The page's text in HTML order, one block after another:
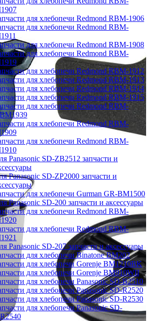
для хлебопечи Redmond RBM-1906
для хлебопечи Redmond RBM-
для хлебопечи Redmond RBM-1908
для хлебопечи Redmond RBM-
для хлебопечи Redmond RBM-1912
для хлебопечи Redmond RBM-1913
для хлебопечи Redmond RBM-1914
для хлебопечи Redmond RBM-1915
для хлебопечи Redmond RBM-
для хлебопечи Redmond RBM-
для хлебопечи Redmond RBM-
Panasonic SD-ZB2512 запчасти и
Panasonic SD-ZP2000 запчасти и
для хлебопечи Gurman GR-BM1500
Panasonic SD-200 запчасти и аксессуары
для хлебопечи Redmond RBM-
для хлебопечи Redmond RBM-
Panasonic SD-207 запчасти и аксессуары
для хлебопечи Binatone BM202
для хлебопечи Gorenje BM1210BK
для хлебопечи Gorenje BM910WII
для хлебопечи Panasonic SD-B2510
для хлебопечи Panasonic SD-R2520
для хлебопечи Panasonic SD-R2530
для хлебопечи Panasonic SD-